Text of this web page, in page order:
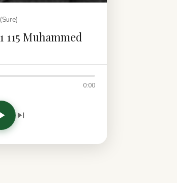
115 Muhammed
0:00